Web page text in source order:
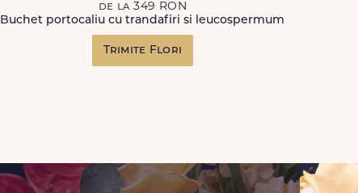
de la 349 RON
Buchet portocaliu cu trandafiri si leucospermum
Trimite Flori